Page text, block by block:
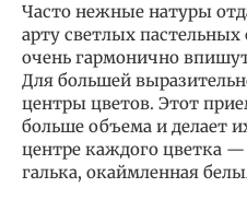
Часто нежные натуры
арту светлых
очень гармонично
Для большей
центры цветов. Этот
больше объема и делает
центре каждого цветка —
галька, окаймленная